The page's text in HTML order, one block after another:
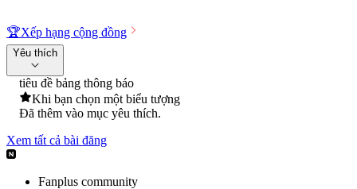
🏆Xếp hạng cộng đồng
Yêu thích
tiêu đề bảng thông báo
Khi bạn chọn một biểu tượng
Đã thêm vào mục yêu thích.
Xem tất cả bài đăng
Fanplus community